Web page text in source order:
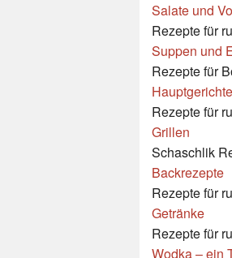
Salate und
Rezepte für
Suppen und
Rezepte für
Hauptgerichte
Rezepte für
Grillen
Schaschlik
Backrezepte
Rezepte für
Getränke
Rezepte für
Wodka – ein